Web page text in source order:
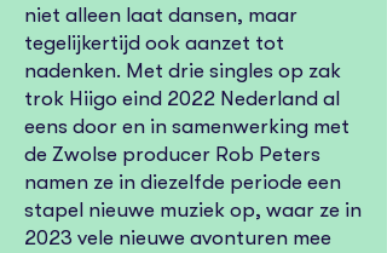
niet alleen laat dansen, maar
tegelijkertijd ook aanzet tot
nadenken. Met drie singles op zak
trok Hiigo eind 2022 Nederland al
eens door en in samenwerking met
de Zwolse producer Rob Peters
namen ze in diezelfde periode een
stapel nieuwe muziek op, waar ze in
2023 vele nieuwe avonturen mee